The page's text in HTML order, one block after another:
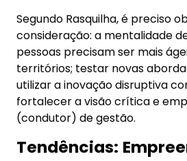
Segundo Rasquilha, é preciso
consideração: a mentalidade
pessoas precisam ser mais
territórios; testar novas
utilizar a inovação disruptiva
fortalecer a visão crítica e
(condutor) de gestão.
Tendências: